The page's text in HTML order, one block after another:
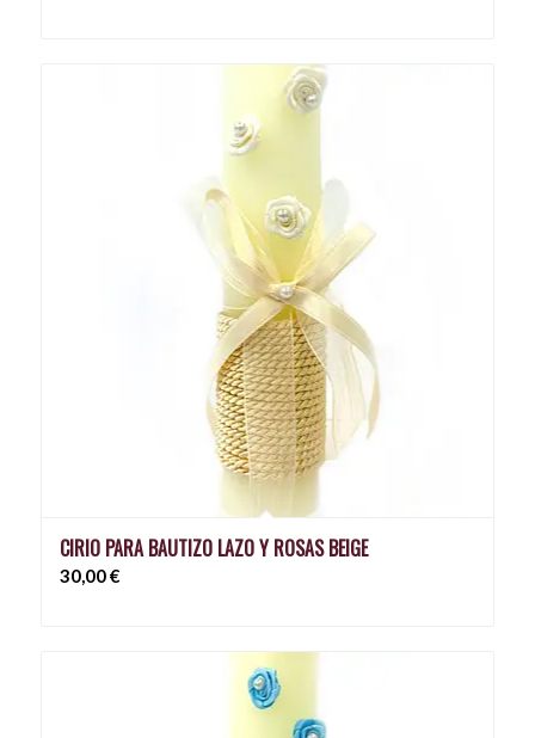
CIRIO PARA BAUTIZO LAZO Y ROSAS BEIGE
30,00€